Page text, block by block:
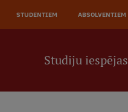
STUDENTIEM ABSOLVENTIEM
Studiju iespējas